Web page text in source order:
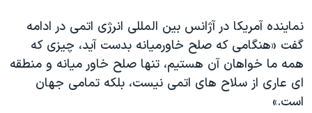
نماينده آمريکا در آژانس بين المللی انرژی اتمی در ادامه
گفت «هنگامی که صلح خاورميانه بدست آيد، چيزی که
همه ما خواهان آن هستيم، تنها صلح خاور ميانه و منطقه
ای عاری از سلاح های اتمی نيست، بلکه تمامی جهان
است.»